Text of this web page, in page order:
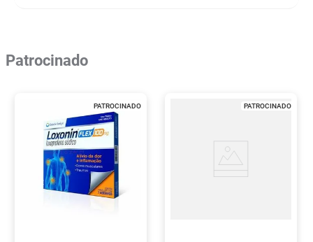
Patrocinado
PATROCINADO PATROCINADO